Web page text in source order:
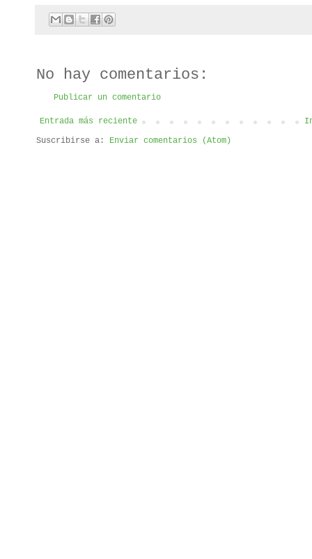
No hay comentarios:
Publicar un comentario
Entrada más reciente
Suscribirse a: Enviar comentarios (Atom)